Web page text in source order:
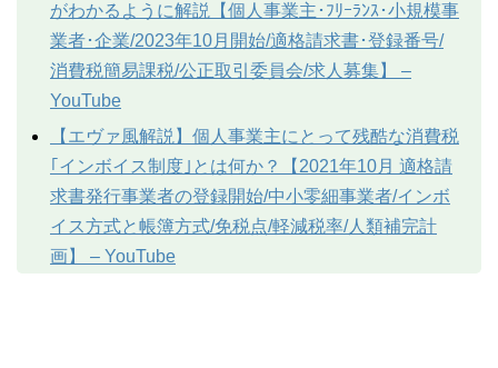
がわかるように解説【個人事業主･ﾌﾘｰﾗﾝｽ･小規模事
業者･企業/2023年10月開始/適格請求書･登録番号/
消費税簡易課税/公正取引委員会/求人募集】 –
YouTube
【エヴァ風解説】個人事業主にとって残酷な消費税
｢インボイス制度｣とは何か？【2021年10月 適格請
求書発行事業者の登録開始/中小零細事業者/インボ
イス方式と帳簿方式/免税点/軽減税率/人類補完計
画】 – YouTube